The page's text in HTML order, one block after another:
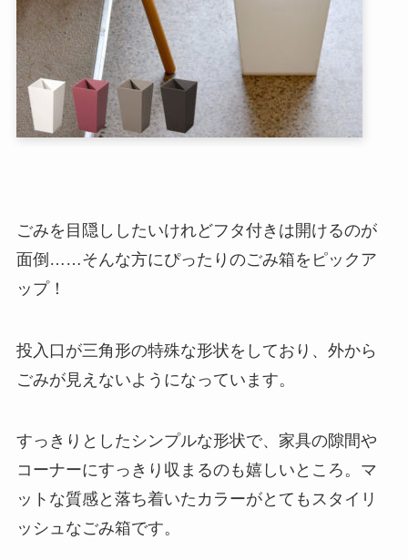
ごみを目隠ししたいけれどフタ付きは開けるのが
面倒……そんな方にぴったりのごみ箱をピックア
ップ！
投入口が三角形の特殊な形状をしており、外から
ごみが見えないようになっています。
すっきりとしたシンプルな形状で、家具の隙間や
コーナーにすっきり収まるのも嬉しいところ。マ
ットな質感と落ち着いたカラーがとてもスタイリ
ッシュなごみ箱です。